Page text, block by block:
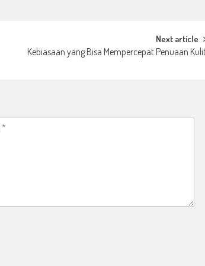
Next article
Kebiasaan yang Bisa Mempercepat Penuaan